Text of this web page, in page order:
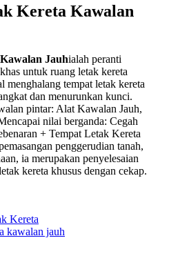
Kereta Kawalan
Jauhialah peranti
untuk ruang letak kereta
menghalang tempat letak kereta
dan menurunkan kunci.
pintar: Alat Kawalan Jauh,
nilai berganda: Cegah
+ Tempat Letak Kereta
penggerudian tanah,
ia merupakan penyelesaian
kereta khusus dengan cekap.
Kereta
kawalan jauh